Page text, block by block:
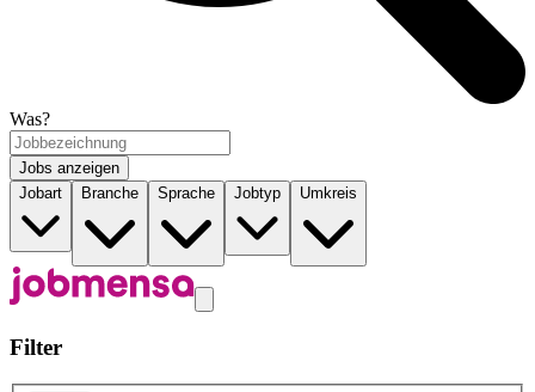
Was?
Jobs anzeigen
Jobart
Branche Sprache Jobtyp Umkreis
Filter